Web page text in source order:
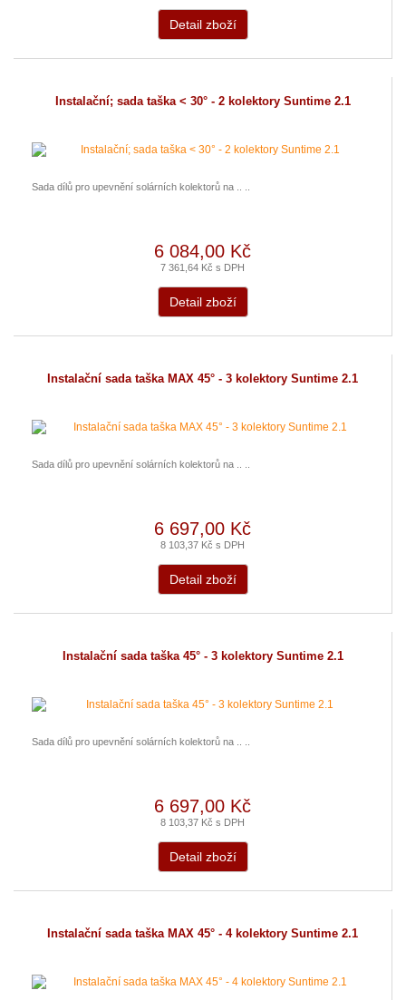
Detail zboží
Instalační; sada taška < 30° - 2 kolektory Suntime 2.1
Sada dílů pro upevnění solárních kolektorů na .. ..
6 084,00 Kč
7 361,64 Kč s DPH
Detail zboží
Instalační sada taška MAX 45° - 3 kolektory Suntime 2.1
Sada dílů pro upevnění solárních kolektorů na .. ..
6 697,00 Kč
8 103,37 Kč s DPH
Detail zboží
Instalační sada taška 45° - 3 kolektory Suntime 2.1
Sada dílů pro upevnění solárních kolektorů na .. ..
6 697,00 Kč
8 103,37 Kč s DPH
Detail zboží
Instalační sada taška MAX 45° - 4 kolektory Suntime 2.1